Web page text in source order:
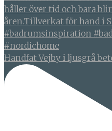
Handfat Vejby i ljusgrå